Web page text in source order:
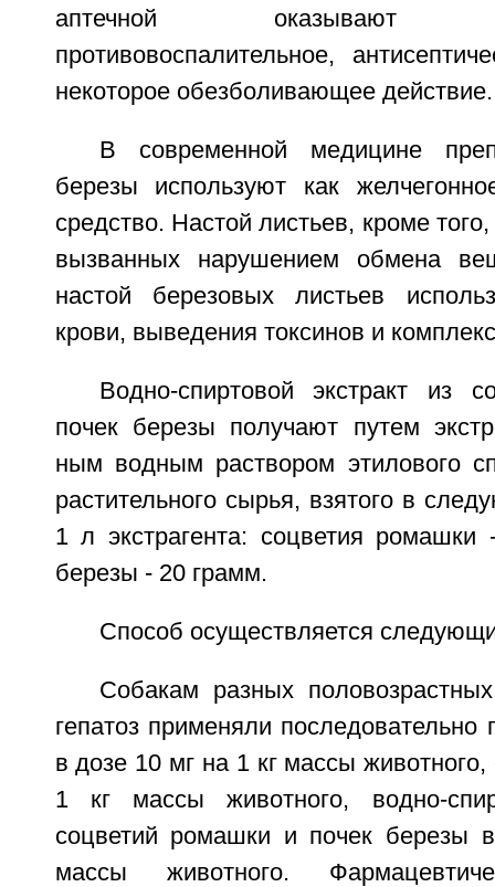
аптечной оказывают
противовоспалительное,
некоторое обезболивающее действие.
В современной медицине
березы используют как
средство. Настой листьев, кроме
вызванных нарушением обмена
настой березовых листьев
крови, выведения токсинов и
Водно-спиртовой экстракт из
почек березы получают путем
ным водным раствором этилового
растительного сырья, взятого в
1 л экстрагента: соцветия
березы - 20 грамм.
Способ осуществляется
Собакам разных
гепатоз применяли последовательно
в дозе 10 мг на 1 кг массы
1 кг массы животного, водно-
соцветий ромашки и почек березы
массы животного.